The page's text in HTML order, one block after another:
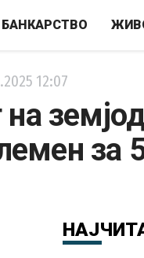
БАНКАРСТВО
12:07
за